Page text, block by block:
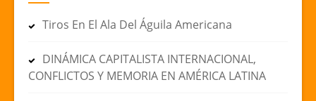
Tiros En El Ala Del Águila Americana
DINÁMICA CAPITALISTA INTERNACIONAL,
CONFLICTOS Y MEMORIA EN AMÉRICA LATINA